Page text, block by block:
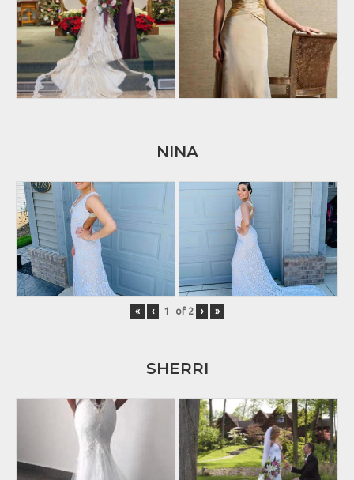
NINA
« ‹ of 2 › »
SHERRI